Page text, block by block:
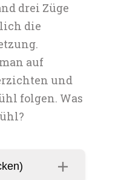
drei Züge
die
auf
und
folgen. Was